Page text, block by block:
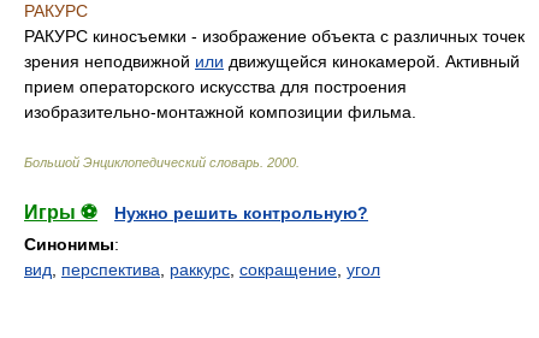
РАКУРС
РАКУРС киносъемки - изображение объекта с различных точек
зрения неподвижной или движущейся кинокамерой. Активный
прием операторского искусства для построения
изобразительно-монтажной композиции фильма.
Большой Энциклопедический словарь 2000
Игры ⚽
Нужно решить контрольную?
Синонимы:
вид
перспектива раккурс сокращение угол